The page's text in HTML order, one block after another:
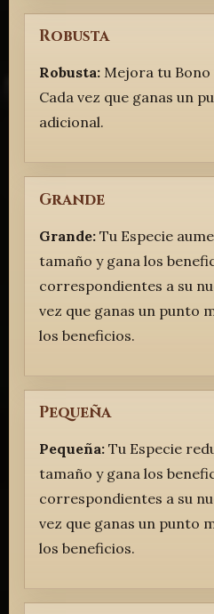
Robusta
Robusta:Mejora tu Bono
Cada vez que ganas un
adicional.
Grande
Grande:Tu Especie
tamaño y gana los
correspondientes a su
vez que ganas un punto
los beneficios.
Pequeña
Pequeña:Tu Especie
tamaño y gana los
correspondientes a su
vez que ganas un punto
los beneficios.